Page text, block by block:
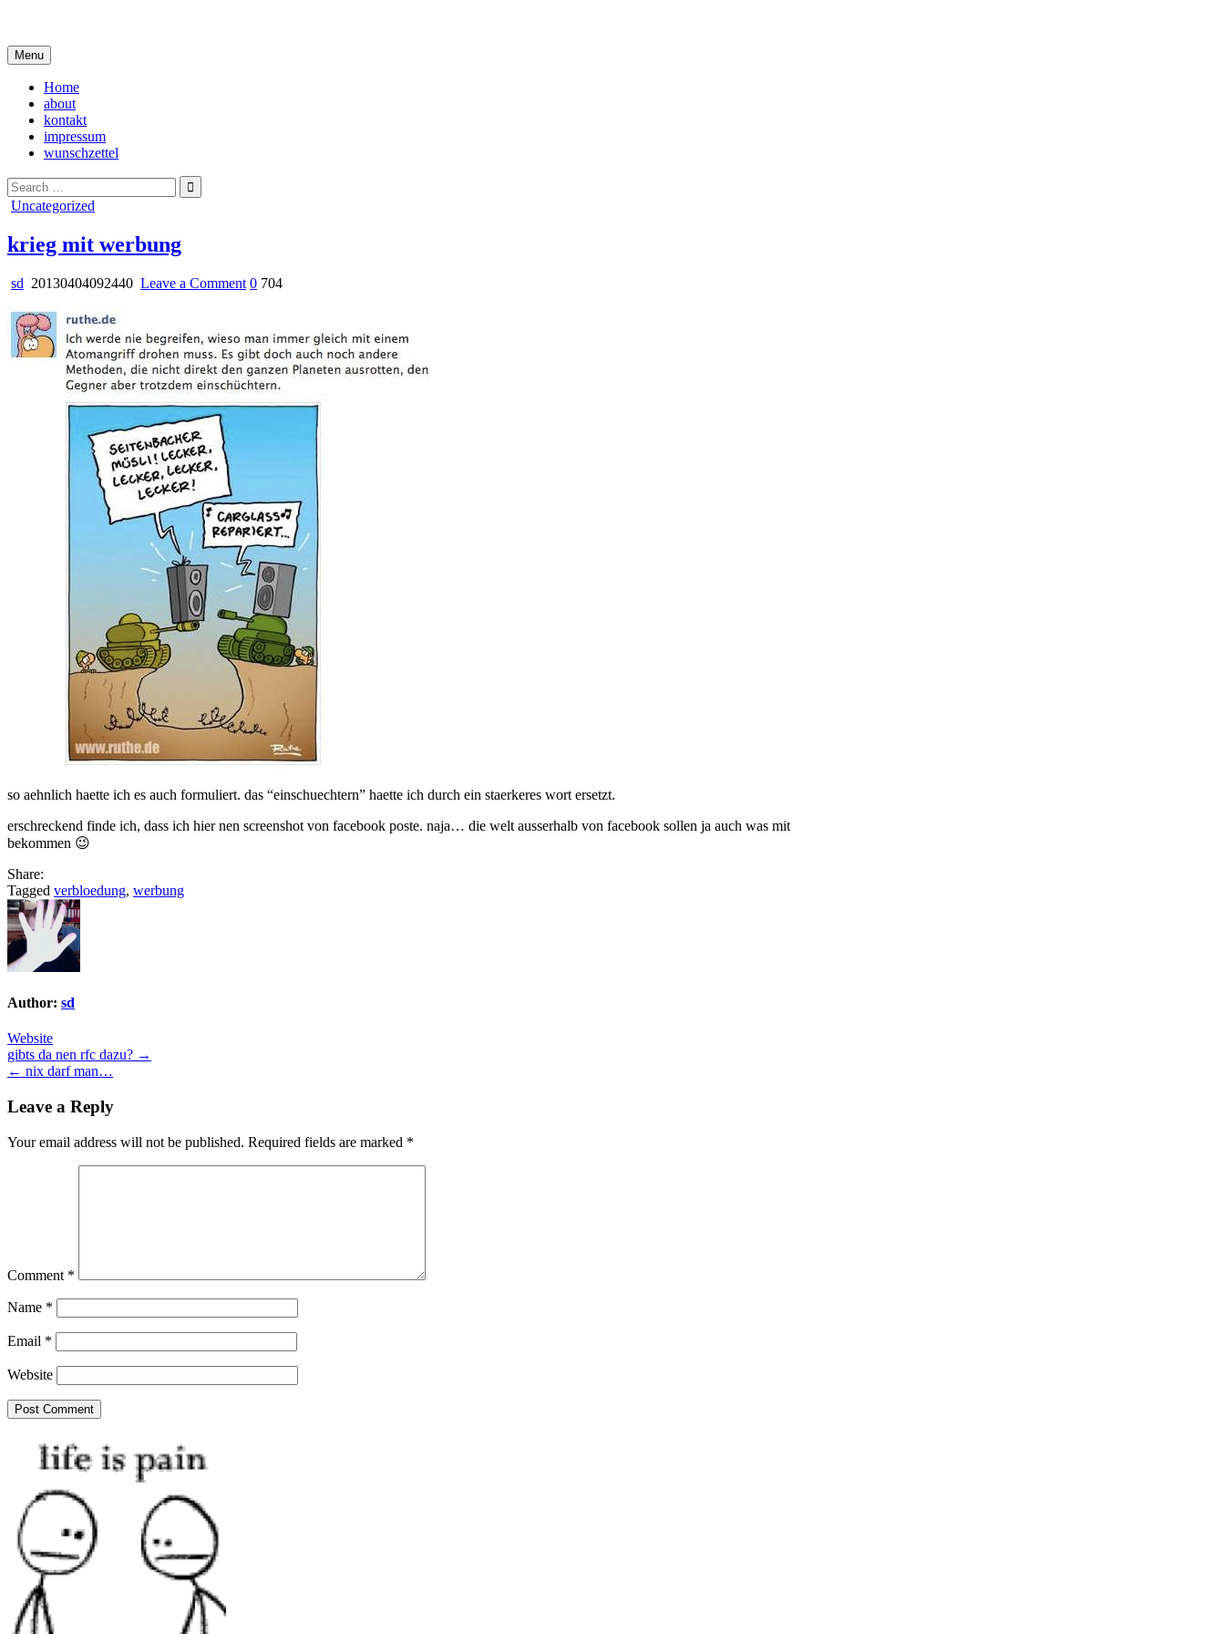
content
Menu
Home
about
kontakt
impressum
wunschzettel
Search
for:
Posted
Uncategorized
krieg mit werbung
sd 20130404092440 Leave a Commenton
werbung
0 704
so aehnlich haette ich es auch formuliert. das “einschuechtern” haette ich durch ein staerkeres wort ersetzt.
erschreckend finde ich, dass ich hier nen screenshot von facebook poste. naja… die welt ausserhalb von facebook sollen ja auch was mit
bekommen 😉
Share:
Tagged verbloedung, werbung
Author: sd
Website
Post
navigation
gibts da nen rfc dazu? →
← nix darf man…
Leave a Reply
Your email address will not be published. Required fields are marked *
Comment *
Name *
Email *
Website